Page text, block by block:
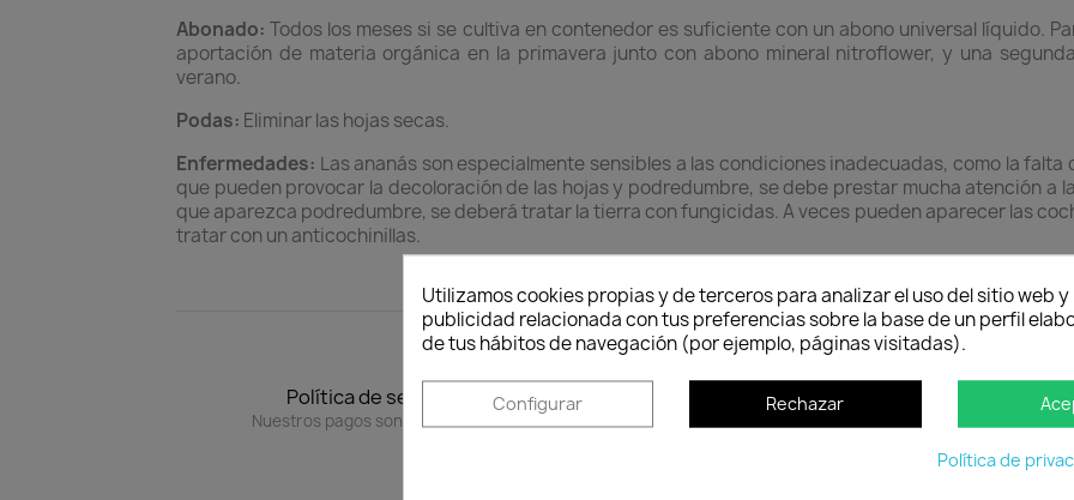
Abonado: Todos los meses si se cultiva en contenedor es suficiente con un abono universal líquido.
aportación de materia orgánica en la primavera junto con abono mineral nitroflower, y una
verano.
Podas: Eliminar las hojas secas.
Enfermedades: Las ananás son especialmente sensibles a las condiciones inadecuadas, como la falta
que pueden provocar la decoloración de las hojas y podredumbre, se debe prestar mucha atención a
que aparezca podredumbre, se deberá tratar la tierra con fungicidas. A veces pueden aparecer las
tratar con un anticochinillas.
Política de seguridad
Nuestros pagos son 100% seguros.
Política de entrega
Envío peninsular, Islas Baleares y Portugal.
Utilizamos cookies propias y de terceros para analizar el uso del sitio web
publicidad relacionada con tus preferencias sobre la base de un perfil
de tus hábitos de navegación (por ejemplo, páginas visitadas).
Configurar Rechazar
Política de